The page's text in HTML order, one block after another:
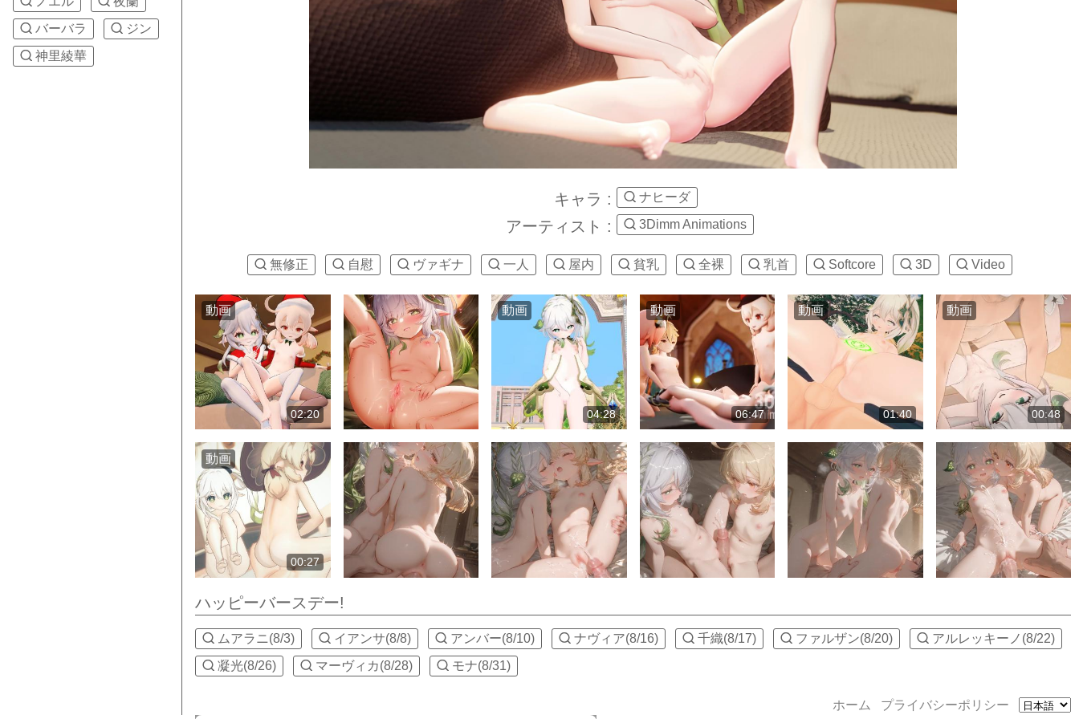
バーバラ
ジン
神里綾華
キャラ : ナヒーダ
アーティスト : 3Dimm Animations
無修正 自慰 ヴァギナ 一人 屋内 貧乳 全裸 乳首 Softcore 3D Video
動画
02:20
動画
04:28
動画
06:47
動画
01:40
動画
00:48
動画
00:27
ハッピーバースデー!
ムアラニ(8/3) イアンサ(8/8) アンバー(8/10) ナヴィア(8/16) 千織(8/17) ファルザン(8/20)
アルレッキーノ(8/22)
凝光(8/26)
マーヴィカ(8/28) モナ(8/31)
ホーム プライバシーポリシー